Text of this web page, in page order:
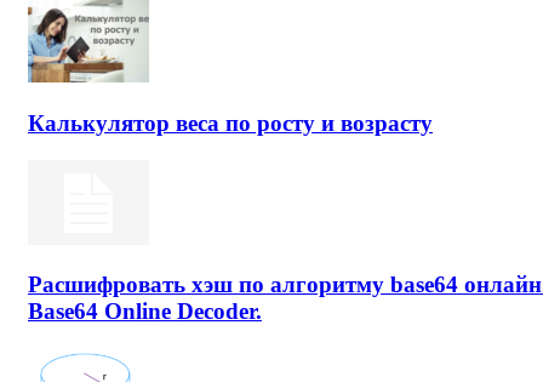
Калькулятор веса по росту и возрасту
Расшифровать хэш по алгоритму base64
Base64 Online Decoder.